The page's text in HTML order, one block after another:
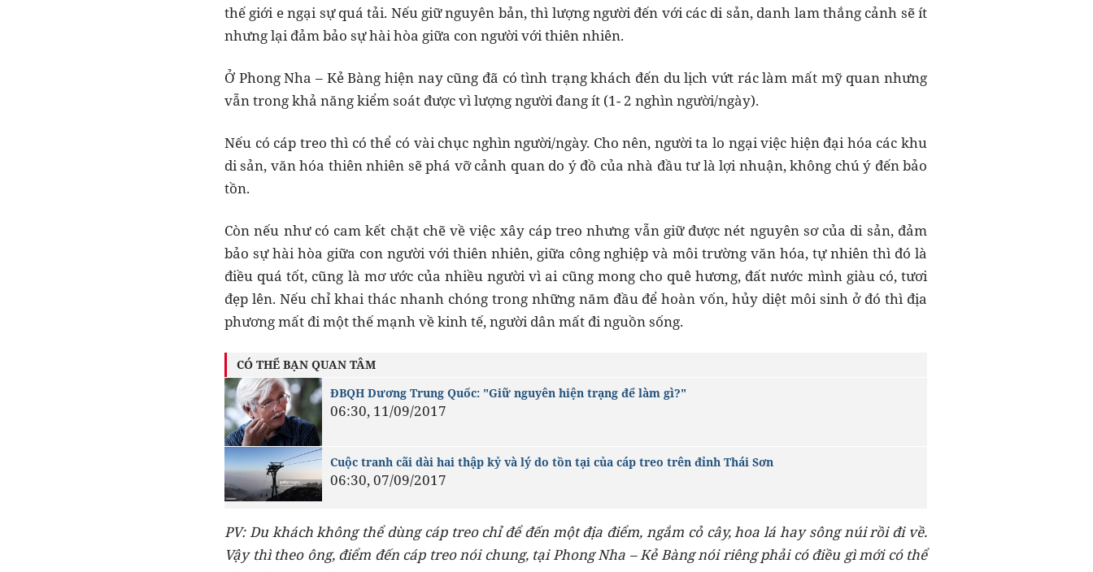
thế giới e ngại sự quá tải. Nếu giữ nguyên bản, thì lượng người đến với các di sản, danh lam thắng cảnh sẽ ít
nhưng lại đảm bảo sự hài hòa giữa con người với thiên nhiên.
Ở Phong Nha – Kẻ Bàng hiện nay cũng đã có tình trạng khách đến du lịch vứt rác làm mất mỹ quan nhưng
vẫn trong khả năng kiểm soát được vì lượng người đang ít (1- 2 nghìn người/ngày).
Nếu có cáp treo thì có thể có vài chục nghìn người/ngày. Cho nên, người ta lo ngại việc hiện đại hóa các khu
di sản, văn hóa thiên nhiên sẽ phá vỡ cảnh quan do ý đồ của nhà đầu tư là lợi nhuận, không chú ý đến bảo
tồn.
Còn nếu như có cam kết chặt chẽ về việc xây cáp treo nhưng vẫn giữ được nét nguyên sơ của di sản, đảm
bảo sự hài hòa giữa con người với thiên nhiên, giữa công nghiệp và môi trường văn hóa, tự nhiên thì đó là
điều quá tốt, cũng là mơ ước của nhiều người vì ai cũng mong cho quê hương, đất nước mình giàu có, tươi
đẹp lên. Nếu chỉ khai thác nhanh chóng trong những năm đầu để hoàn vốn, hủy diệt môi sinh ở đó thì địa
phương mất đi một thế mạnh về kinh tế, người dân mất đi nguồn sống.
CÓ THỂ BẠN QUAN TÂM
ĐBQH Dương Trung Quốc: "Giữ nguyên hiện trạng để làm gì?"
06:30, 11/09/2017
Cuộc tranh cãi dài hai thập kỷ và lý do tồn tại của cáp treo trên đỉnh Thái Sơn
06:30, 07/09/2017
PV: Du khách không thể dùng cáp treo chỉ để đến một địa điểm, ngắm cỏ cây, hoa lá hay sông núi rồi đi về.
Vậy thì theo ông, điểm đến cáp treo nói chung, tại Phong Nha – Kẻ Bàng nói riêng phải có điều gì mới có thể